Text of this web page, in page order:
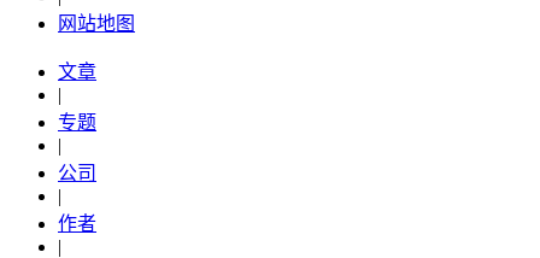
网站地图
文章
|
专题
|
公司
|
作者
|